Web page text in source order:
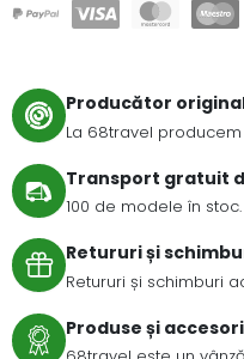
Producător
La 68travel
Transport gratuit
100 de modele în
Retururi și
Retururi și schimburi
Produse și